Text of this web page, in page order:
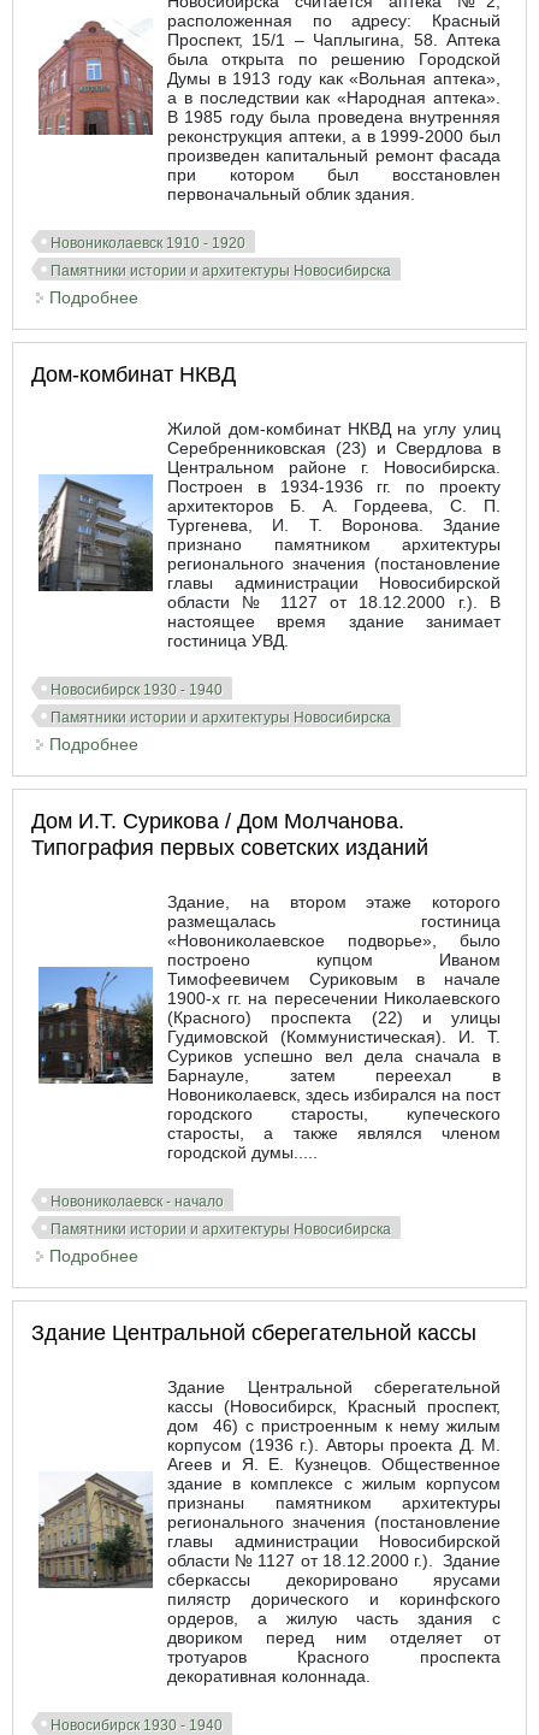
расположенная по адресу: Красный
Проспект, 15/1 – Чаплыгина, 58. Аптека
была открыта по решению Городской
Думы в 1913 году как «Вольная аптека»,
а в последствии как «Народная аптека».
В 1985 году была проведена внутренняя
реконструкция аптеки, а в 1999-2000 был
произведен капитальный ремонт фасада
при котором был восстановлен
первоначальный облик здания.
Новониколаевск 1910 - 1920
Памятники истории и архитектуры Новосибирска
Подробнее
Дом-комбинат НКВД
Жилой дом-комбинат НКВД на углу улиц
Серебренниковская (23) и Свердлова в
Центральном районе г. Новосибирска.
Построен в 1934-1936 гг. по проекту
архитекторов Б. А. Гордеева, С. П.
Тургенева, И. Т. Воронова. Здание
признано памятником архитектуры
регионального значения (постановление
главы администрации Новосибирской
области № 1127 от 18.12.2000 г.). В
настоящее время здание занимает
гостиница УВД.
Новосибирск 1930 - 1940
Памятники истории и архитектуры Новосибирска
Подробнее
Дом И.Т. Сурикова / Дом Молчанова.
Типография первых советских изданий
Здание, на втором этаже которого
размещалась гостиница
«Новониколаевское подворье», было
построено купцом Иваном
Тимофеевичем Суриковым в начале
1900-х гг. на пересечении Николаевского
(Красного) проспекта (22) и улицы
Гудимовской (Коммунистическая). И. Т.
Суриков успешно вел дела сначала в
Барнауле, затем переехал в
Новониколаевск, здесь избирался на пост
городского старосты, купеческого
старосты, а также являлся членом
городской думы.....
Новониколаевск - начало
Памятники истории и архитектуры Новосибирска
Подробнее
Здание Центральной сберегательной кассы
Здание Центральной сберегательной
кассы (Новосибирск, Красный проспект,
дом 46) с пристроенным к нему жилым
корпусом (1936 г.). Авторы проекта Д. М.
Агеев и Я. Е. Кузнецов. Общественное
здание в комплексе с жилым корпусом
признаны памятником архитектуры
регионального значения (постановление
главы администрации Новосибирской
области № 1127 от 18.12.2000 г.). Здание
сберкассы декорировано ярусами
пилястр дорического и коринфского
ордеров, а жилую часть здания с
двориком перед ним отделяет от
тротуаров Красного проспекта
декоративная колоннада.
Новосибирск 1930 - 1940